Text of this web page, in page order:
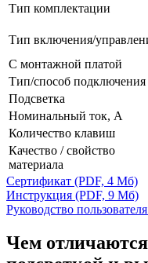
Тип комплектации
Тип включения/
С монтажной платой
Тип/способ подключения
Подсветка
Номинальный ток, А
Количество клавиш
Качество / свойство
материала
Сертификат (PDF, 4 Мб)
Инструкция (PDF, 9 Мб)
Руководство пользователя
Чем